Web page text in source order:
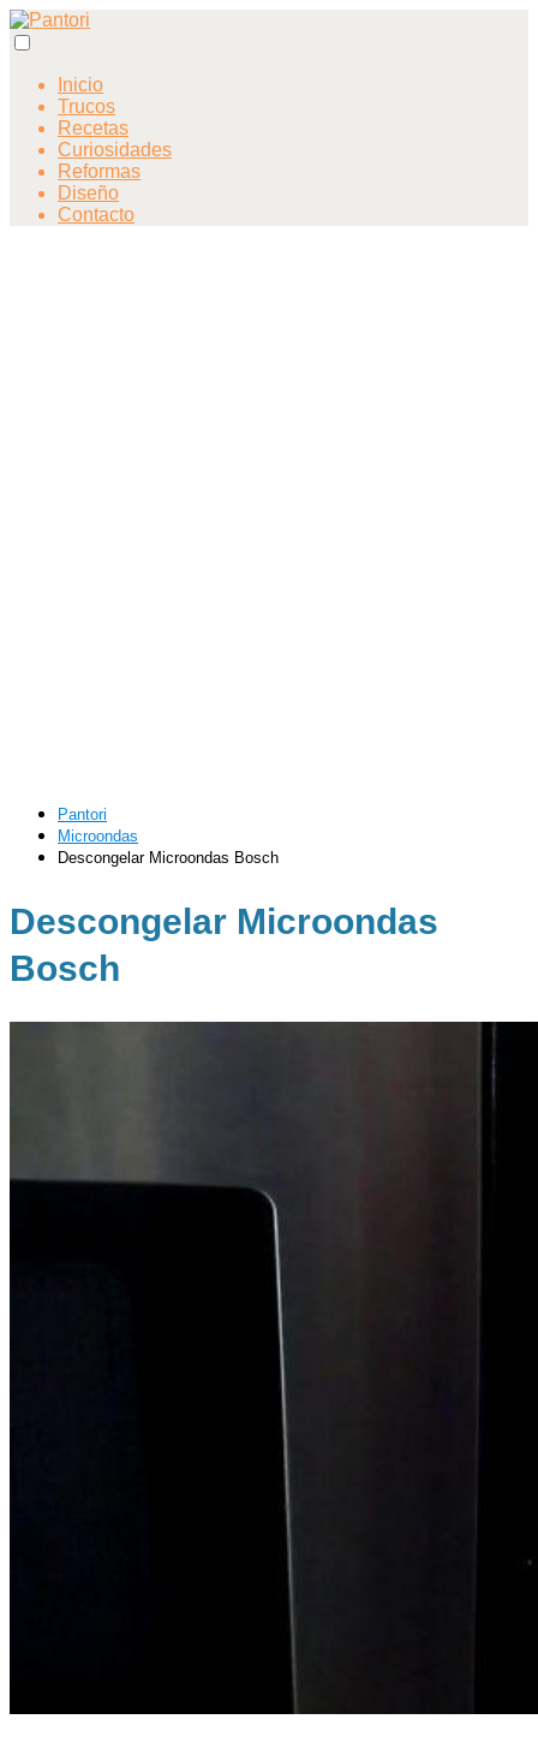
Inicio
Trucos
Recetas
Curiosidades
Reformas
Diseño
Contacto
Pantori
Microondas
Descongelar Microondas Bosch
Descongelar Microondas
Bosch